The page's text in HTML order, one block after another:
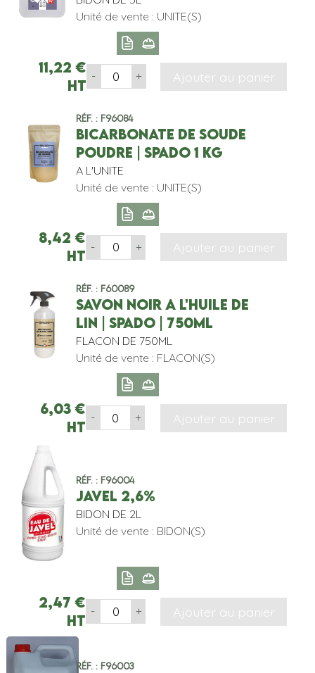
Unité de vente : UNITE(S)
11,22 €
HT
- + Ajouter au panier
Réf. : F96084
BICARBONATE DE SOUDE
POUDRE | SPADO 1 KG
A L'UNITE
Unité de vente : UNITE(S)
8,42€
HT
- + Ajouter au panier
Réf. : F60089
SAVON NOIR A L'HUILE DE
LIN | SPADO | 750ML
FLACON DE 750ML
Unité de vente : FLACON(S)
6,03 €
HT
- + Ajouter au panier
Réf. : F96004
JAVEL 2,6%
BIDON DE 2L
Unité de vente : BIDON(S)
2,47€
HT
- + Ajouter au panier
Réf. : F96003